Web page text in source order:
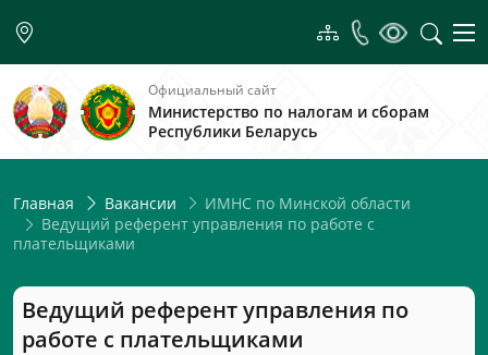
Официальный сайт
Министерство по налогам и сборам
Республики Беларусь
Главная Вакансии
ИМНС по Минской области
Ведущий референт управления по работе с
плательщиками
Ведущий референт управления по
работе с плательщиками